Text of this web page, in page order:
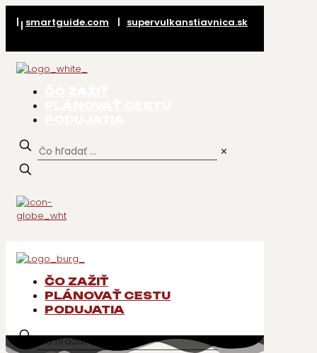
| smartguide.com | supervulkanstiavnica.sk
|
✕
ČO ZAŽIŤ
PLÁNOVAŤ CESTU
PODUJATIA